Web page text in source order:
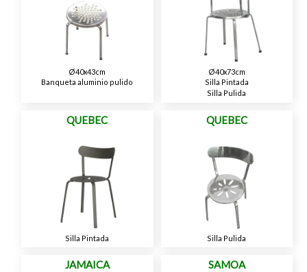
Ø40x43cm
Banqueta aluminio pulido
Ø40x73cm
Silla Pintada
Silla Pulida
QUEBEC
Silla Pintada
QUEBEC
Silla Pulida
JAMAICA SAMOA